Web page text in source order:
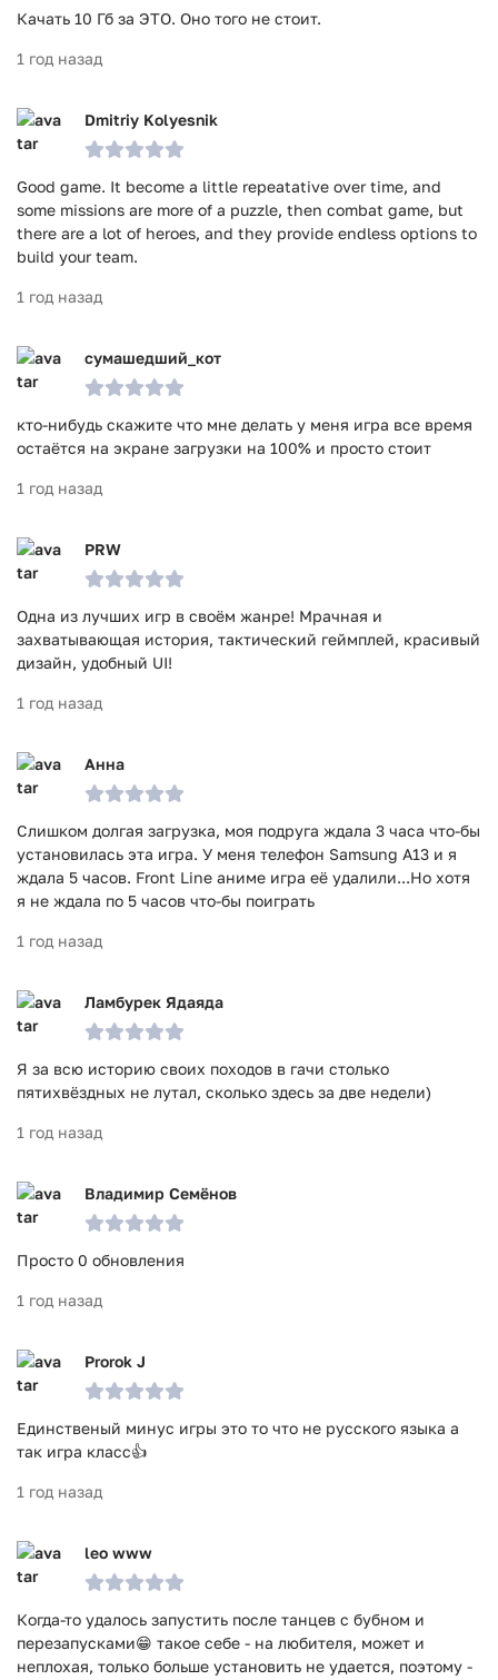
Качать 10 Гб за ЭТО. Оно того не стоит.
1 год назад
Dmitriy Kolyesnik
Good game. It become a little repeatative over time, and
some missions are more of a puzzle, then combat game, but
there are a lot of heroes, and they provide endless options to
build your team.
1 год назад
сумашедший_кот
кто-нибудь скажите что мне делать у меня игра все время
остаётся на экране загрузки на 100% и просто стоит
1 год назад
PRW
Одна из лучших игр в своём жанре! Мрачная и
захватывающая история, тактический геймплей, красивый
дизайн, удобный UI!
1 год назад
Анна
Слишком долгая загрузка, моя подруга ждала 3 часа что-бы
установилась эта игра. У меня телефон Samsung A13 и я
ждала 5 часов. Front Line аниме игра её удалили...Но хотя
я не ждала по 5 часов что-бы поиграть
1 год назад
Ламбурек Ядаяда
Я за всю историю своих походов в гачи столько
пятихвëздных не лутал, сколько здесь за две недели)
1 год назад
Владимир Семёнов
Просто 0 обновления
1 год назад
Prorok J
Единственый минус игры это то что не русского языка а
так игра класс👍
1 год назад
leo www
Когда-то удалось запустить после танцев с бубном и
перезапусками😁 такое себе - на любителя, может и
неплохая, только больше установить не удается, поэтому -